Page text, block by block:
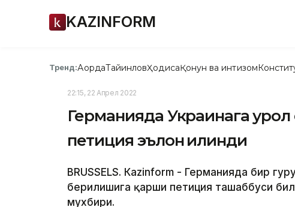
KAZINFORM
Тренд:АқордаТайинловҲодисаҚонун ва интизом
22:15, 22 Апрел 2022
Германияда Украинага
петиция эълон қилинди
BRUSSELS. Кazinform - Германияда бир
берилишига қарши петиция ташаббуси
мухбири.